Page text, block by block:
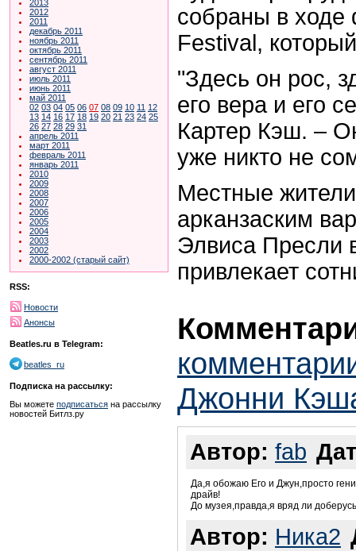
2013
2012
2011
декабрь 2011
ноябрь 2011
октябрь 2011
сентябрь 2011
август 2011
июль 2011
июнь 2011
май 2011
02 03 04 05 06 07 08 09 10 11 12
13 14 16 17 18 19 20 21 23 24 25
26 27 28 29 31
апрель 2011
март 2011
февраль 2011
январь 2011
2010
2009
2008
2007
2006
2005
2004
2003
2002
2000-2002 (старый сайт)
RSS:
Новости
Анонсы
Beatles.ru в Telegram:
beatles_ru
Подписка на рассылку:
Вы можете подписаться на рассылку
новостей Битлз.ру
собраны в ходе
Festival,
"Здесь он рос,
его вера и его
Картер Кэш. –
уже никто не
Местные
арканзаским
Элвиса Пресли
привлекает
Джонни
Автор: fab
Да,я обожаю Его и Джун,просто
драйв!
До музея,правда,я вряд ли
Автор: Ника2